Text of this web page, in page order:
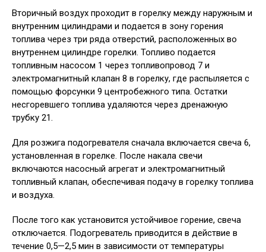
Вторичный воздух проходит в горелку между наружным и
внутренним цилиндрами и подается в зону горения
топлива через три ряда отверстий, расположенных во
внутреннем цилиндре горелки. Топливо подается
топливным насосом 1 через топливопровод 7 и
электромагнитный клапан 8 в горелку, где распыляется с
помощью форсунки 9 центробежного типа. Остатки
несгоревшего топлива удаляются через дренажную
трубку 21.
Для розжига подогревателя сначала включается свеча 6,
установленная в горелке. После накала свечи
включаются насосный агрегат и электромагнитный
топливный клапан, обеспечивая подачу в горелку топлива
и воздуха.
После того как установится устойчивое горение, свеча
отключается. Подогреватель приводится в действие в
течение 0,5—2,5 мин в зависимости от температуры